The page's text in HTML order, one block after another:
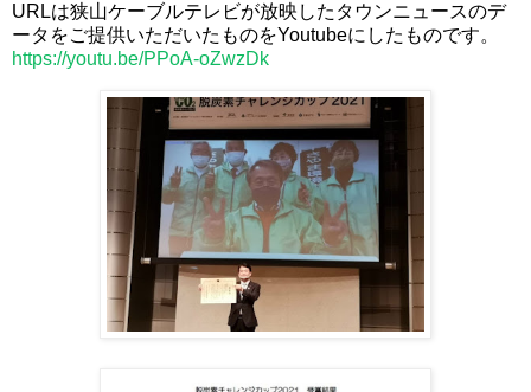
URLは狭山ケーブルテレビが放映したタウンニュースのデ
ータをご提供いただいたものをYoutubeにしたものです。
https://youtu.be/PPoA-oZwzDk